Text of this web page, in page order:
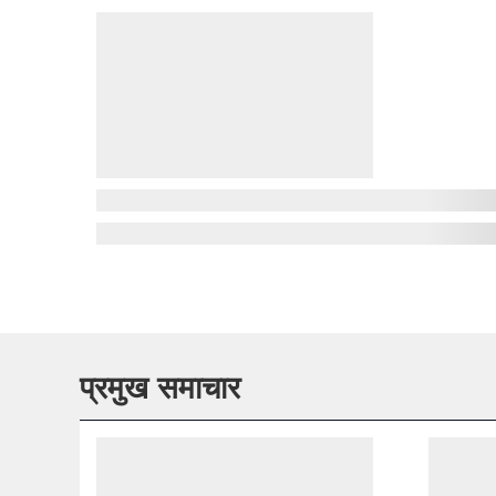
प्रमुख समाचार